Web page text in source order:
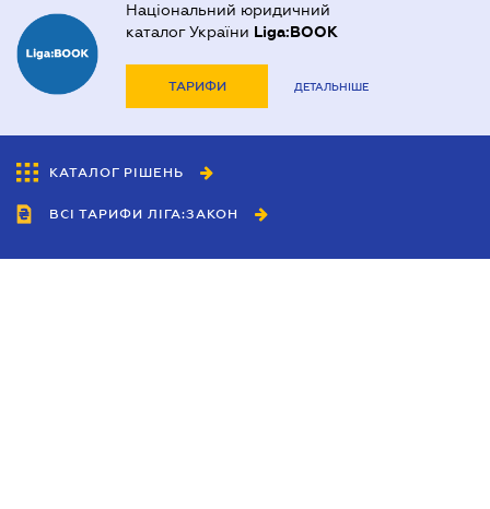
Національний юридичний
каталог України Liga:BOOK
ТАРИФИ ДЕТАЛЬНІШЕ
КАТАЛОГ РІШЕНЬ
ВСІ ТАРИФИ ЛІГА:ЗАКОН